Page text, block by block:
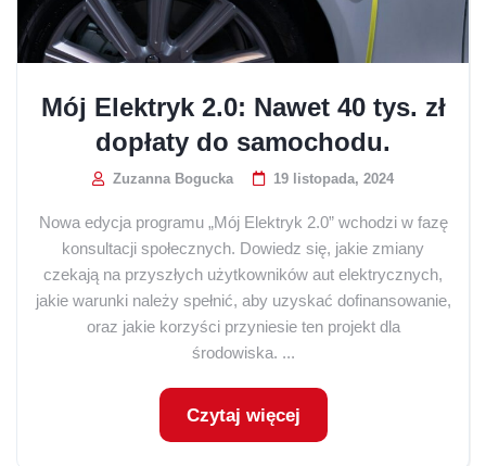
Mój Elektryk 2.0: Nawet 40 tys. zł
dopłaty do samochodu.
Zuzanna Bogucka 19 listopada, 2024
Nowa edycja programu „Mój Elektryk 2.0” wchodzi w fazę
konsultacji społecznych. Dowiedz się, jakie zmiany
czekają na przyszłych użytkowników aut elektrycznych,
jakie warunki należy spełnić, aby uzyskać dofinansowanie,
oraz jakie korzyści przyniesie ten projekt dla
środowiska. ...
Czytaj więcej